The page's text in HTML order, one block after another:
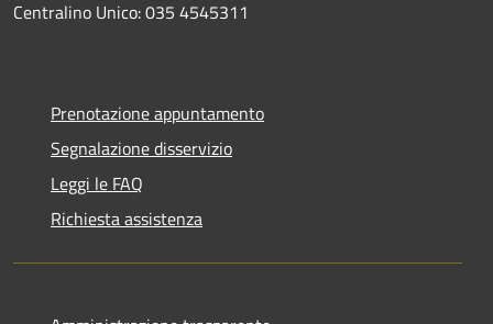
Centralino Unico: 035 4545311
Prenotazione appuntamento
Segnalazione disservizio
Leggi le FAQ
Richiesta assistenza